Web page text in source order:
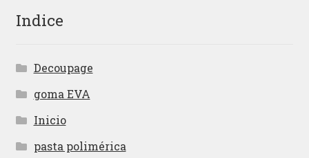
Indice
Decoupage
goma EVA
Inicio
pasta polimérica